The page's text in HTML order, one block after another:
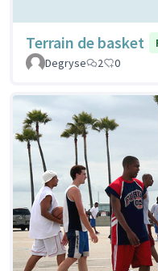
Terrain de basket
Degryse
2 0